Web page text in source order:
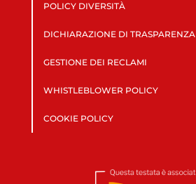
POLICY DIVERSITÀ
DICHIARAZIONE DI TRASPARENZA
GESTIONE DEI RECLAMI
WHISTLEBLOWER POLICY
COOKIE POLICY